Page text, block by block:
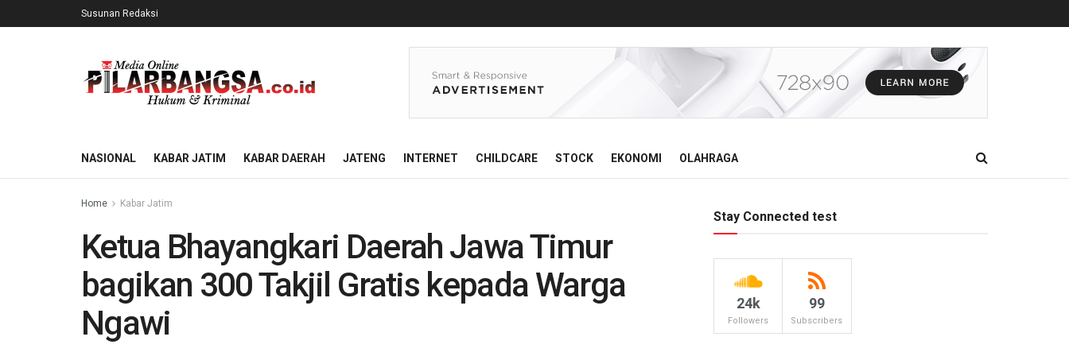
Susunan Redaksi
NASIONAL KABAR JATIM KABAR DAERAH JATENG INTERNET CHILDCARE STOCK EKONOMI OLAHRAGA
Home Kabar Jatim
Ketua Bhayangkari Daerah Jawa Timur
bagikan 300 Takjil Gratis kepada Warga
Ngawi
Stay Connected test
24k
Followers
99
Subscribers